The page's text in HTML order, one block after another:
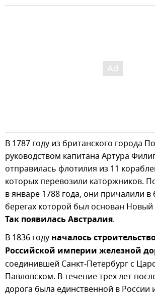
В 1787 году из британского города
руководством капитана Артура
отправилась флотилия из 11
которых перевозили каторжников.
в январе 1788 года, они причалили в
берегах которой был основан
Так появилась Австралия.
В 1836 году началось
Российской империи железной
соединившей Санкт-Петербург с
Павловском. В течение трех лет
дорога была единственной в России